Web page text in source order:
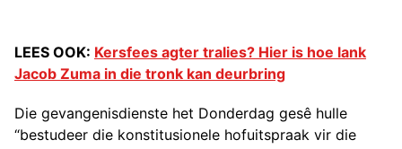
LEES OOK: Kersfees agter tralies? Hier is hoe lank
Jacob Zuma in die tronk kan deurbring
Die gevangenisdienste het Donderdag gesê hulle
“bestudeer die konstitusionele hofuitspraak vir die